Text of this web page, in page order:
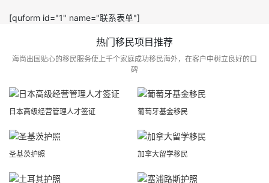
[quform id="1" name="联系表单"]
热门移民项目推荐
海尚出国贴心的移民服务使上千个家庭成功移民海外，在客户中树立良好的口
碑
日本高级经营管理人才签证 葡萄牙基金移民
圣基茨护照 加拿大留学移民